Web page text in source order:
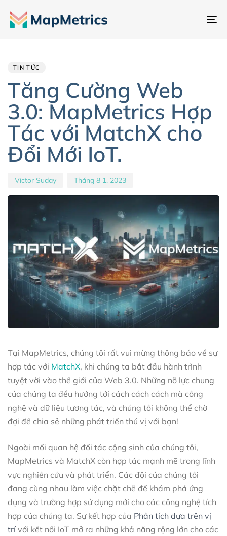
TIN TỨC
Tăng Cường Web
3.0: MapMetrics Hợp
Tác với MatchX cho
Đổi Mới IoT.
Victor Suday Tháng 8 1, 2023
Tại MapMetrics, chúng tôi rất vui mừng thông báo về sự
hợp tác với MatchX, khi chúng ta bắt đầu hành trình
tuyệt vời vào thế giới của Web 3.0. Những nỗ lực chung
của chúng ta đều hướng tới cách cách cách mà công
nghệ và dữ liệu tương tác, và chúng tôi không thể chờ
đợi để chia sẻ những phát triển thú vị với bạn!
Ngoài mối quan hệ đối tác cộng sinh của chúng tôi,
MapMetrics và MatchX còn hợp tác mạnh mẽ trong lĩnh
vực nghiên cứu và phát triển. Các đội của chúng tôi
đang cùng nhau làm việc chặt chẽ để khám phá ứng
dụng và trường hợp sử dụng mới cho các công nghệ tích
hợp của chúng ta. Sự kết hợp của Phân tích dựa trên vị
trívới kết nối IoT mở ra những khả năng rộng lớn cho các